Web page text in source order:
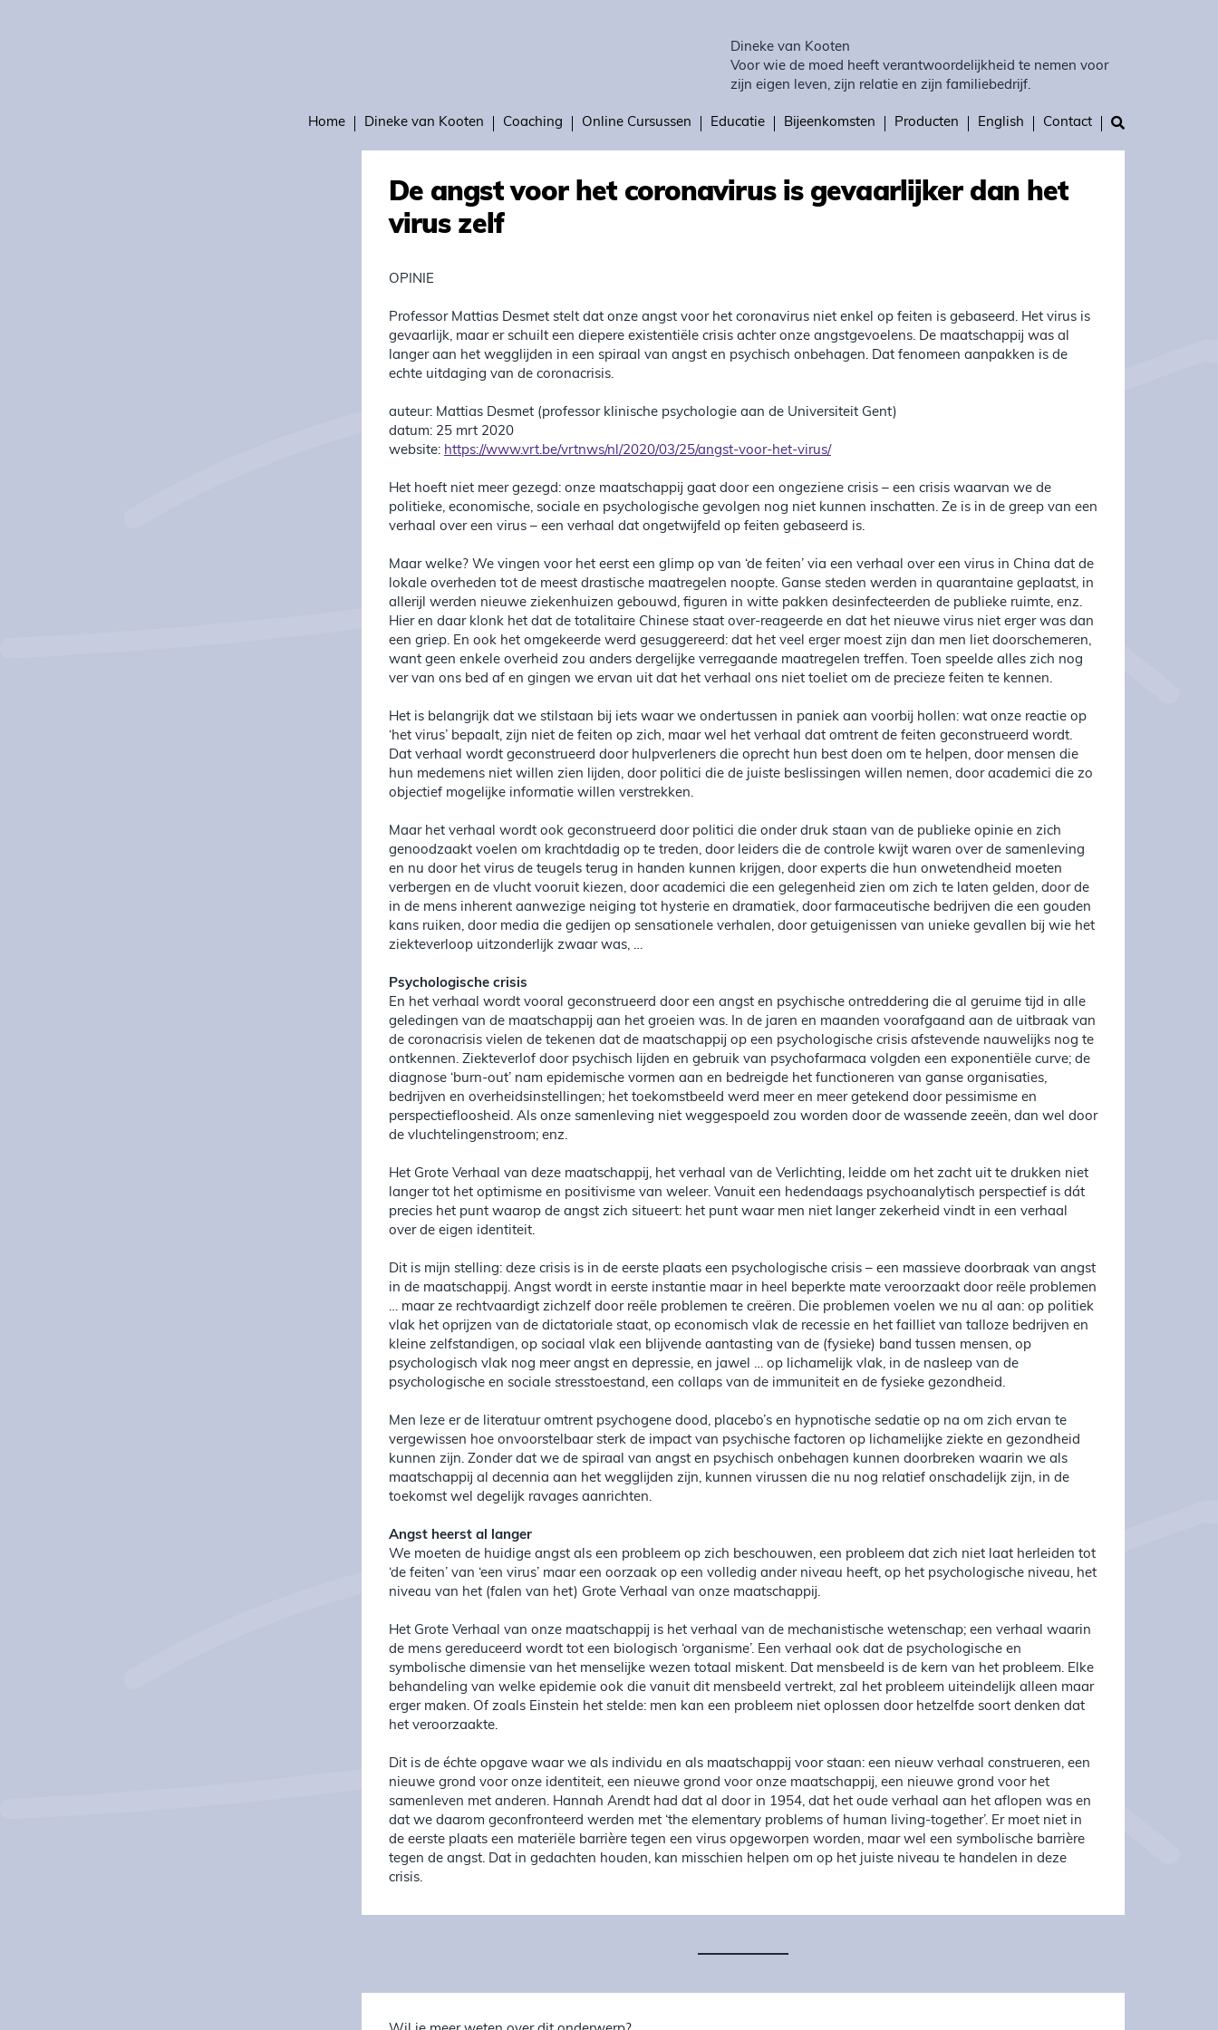
Dineke van Kooten
Voor wie de moed heeft verantwoordelijkheid te nemen voor
zijn eigen leven, zijn relatie en zijn familiebedrijf.
Home Dineke van Kooten Coaching Online Cursussen Educatie Bijeenkomsten Producten English Contact
De angst voor het coronavirus is gevaarlijker dan het
virus zelf
OPINIE
Professor Mattias Desmet stelt dat onze angst voor het coronavirus niet enkel op feiten is gebaseerd. Het virus is
gevaarlijk, maar er schuilt een diepere existentiële crisis achter onze angstgevoelens. De maatschappij was al
langer aan het wegglijden in een spiraal van angst en psychisch onbehagen. Dat fenomeen aanpakken is de
echte uitdaging van de coronacrisis.
auteur: Mattias Desmet (professor klinische psychologie aan de Universiteit Gent)
datum: 25 mrt 2020
website: https://www.vrt.be/vrtnws/nl/2020/03/25/angst-voor-het-virus/
Het hoeft niet meer gezegd: onze maatschappij gaat door een ongeziene crisis – een crisis waarvan we de
politieke, economische, sociale en psychologische gevolgen nog niet kunnen inschatten. Ze is in de greep van een
verhaal over een virus – een verhaal dat ongetwijfeld op feiten gebaseerd is.
Maar welke? We vingen voor het eerst een glimp op van ‘de feiten’ via een verhaal over een virus in China dat de
lokale overheden tot de meest drastische maatregelen noopte. Ganse steden werden in quarantaine geplaatst, in
allerijl werden nieuwe ziekenhuizen gebouwd, figuren in witte pakken desinfecteerden de publieke ruimte, enz.
Hier en daar klonk het dat de totalitaire Chinese staat over-reageerde en dat het nieuwe virus niet erger was dan
een griep. En ook het omgekeerde werd gesuggereerd: dat het veel erger moest zijn dan men liet doorschemeren,
want geen enkele overheid zou anders dergelijke verregaande maatregelen treffen. Toen speelde alles zich nog
ver van ons bed af en gingen we ervan uit dat het verhaal ons niet toeliet om de precieze feiten te kennen.
Het is belangrijk dat we stilstaan bij iets waar we ondertussen in paniek aan voorbij hollen: wat onze reactie op
‘het virus’ bepaalt, zijn niet de feiten op zich, maar wel het verhaal dat omtrent de feiten geconstrueerd wordt.
Dat verhaal wordt geconstrueerd door hulpverleners die oprecht hun best doen om te helpen, door mensen die
hun medemens niet willen zien lijden, door politici die de juiste beslissingen willen nemen, door academici die zo
objectief mogelijke informatie willen verstrekken.
Maar het verhaal wordt ook geconstrueerd door politici die onder druk staan van de publieke opinie en zich
genoodzaakt voelen om krachtdadig op te treden, door leiders die de controle kwijt waren over de samenleving
en nu door het virus de teugels terug in handen kunnen krijgen, door experts die hun onwetendheid moeten
verbergen en de vlucht vooruit kiezen, door academici die een gelegenheid zien om zich te laten gelden, door de
in de mens inherent aanwezige neiging tot hysterie en dramatiek, door farmaceutische bedrijven die een gouden
kans ruiken, door media die gedijen op sensationele verhalen, door getuigenissen van unieke gevallen bij wie het
ziekteverloop uitzonderlijk zwaar was, …
Psychologische crisis
En het verhaal wordt vooral geconstrueerd door een angst en psychische ontreddering die al geruime tijd in alle
geledingen van de maatschappij aan het groeien was. In de jaren en maanden voorafgaand aan de uitbraak van
de coronacrisis vielen de tekenen dat de maatschappij op een psychologische crisis afstevende nauwelijks nog te
ontkennen. Ziekteverlof door psychisch lijden en gebruik van psychofarmaca volgden een exponentiële curve; de
diagnose ‘burn-out’ nam epidemische vormen aan en bedreigde het functioneren van ganse organisaties,
bedrijven en overheidsinstellingen; het toekomstbeeld werd meer en meer getekend door pessimisme en
perspectiefloosheid. Als onze samenleving niet weggespoeld zou worden door de wassende zeeën, dan wel door
de vluchtelingenstroom; enz.
Het Grote Verhaal van deze maatschappij, het verhaal van de Verlichting, leidde om het zacht uit te drukken niet
langer tot het optimisme en positivisme van weleer. Vanuit een hedendaags psychoanalytisch perspectief is dát
precies het punt waarop de angst zich situeert: het punt waar men niet langer zekerheid vindt in een verhaal
over de eigen identiteit.
Dit is mijn stelling: deze crisis is in de eerste plaats een psychologische crisis – een massieve doorbraak van angst
in de maatschappij. Angst wordt in eerste instantie maar in heel beperkte mate veroorzaakt door reële problemen
… maar ze rechtvaardigt zichzelf door reële problemen te creëren. Die problemen voelen we nu al aan: op politiek
vlak het oprijzen van de dictatoriale staat, op economisch vlak de recessie en het failliet van talloze bedrijven en
kleine zelfstandigen, op sociaal vlak een blijvende aantasting van de (fysieke) band tussen mensen, op
psychologisch vlak nog meer angst en depressie, en jawel … op lichamelijk vlak, in de nasleep van de
psychologische en sociale stresstoestand, een collaps van de immuniteit en de fysieke gezondheid.
Men leze er de literatuur omtrent psychogene dood, placebo’s en hypnotische sedatie op na om zich ervan te
vergewissen hoe onvoorstelbaar sterk de impact van psychische factoren op lichamelijke ziekte en gezondheid
kunnen zijn. Zonder dat we de spiraal van angst en psychisch onbehagen kunnen doorbreken waarin we als
maatschappij al decennia aan het wegglijden zijn, kunnen virussen die nu nog relatief onschadelijk zijn, in de
toekomst wel degelijk ravages aanrichten.
Angst heerst al langer
We moeten de huidige angst als een probleem op zich beschouwen, een probleem dat zich niet laat herleiden tot
‘de feiten’ van ‘een virus’ maar een oorzaak op een volledig ander niveau heeft, op het psychologische niveau, het
niveau van het (falen van het) Grote Verhaal van onze maatschappij.
Het Grote Verhaal van onze maatschappij is het verhaal van de mechanistische wetenschap; een verhaal waarin
de mens gereduceerd wordt tot een biologisch ‘organisme’. Een verhaal ook dat de psychologische en
symbolische dimensie van het menselijke wezen totaal miskent. Dat mensbeeld is de kern van het probleem. Elke
behandeling van welke epidemie ook die vanuit dit mensbeeld vertrekt, zal het probleem uiteindelijk alleen maar
erger maken. Of zoals Einstein het stelde: men kan een probleem niet oplossen door hetzelfde soort denken dat
het veroorzaakte.
Dit is de échte opgave waar we als individu en als maatschappij voor staan: een nieuw verhaal construeren, een
nieuwe grond voor onze identiteit, een nieuwe grond voor onze maatschappij, een nieuwe grond voor het
samenleven met anderen. Hannah Arendt had dat al door in 1954, dat het oude verhaal aan het aflopen was en
dat we daarom geconfronteerd werden met ‘the elementary problems of human living-together’. Er moet niet in
de eerste plaats een materiële barrière tegen een virus opgeworpen worden, maar wel een symbolische barrière
tegen de angst. Dat in gedachten houden, kan misschien helpen om op het juiste niveau te handelen in deze
crisis.